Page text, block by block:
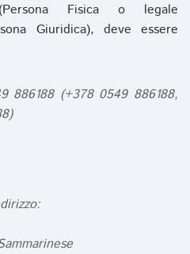
Fisica o legale
Giuridica), deve essere
886188 (+378 0549 886188,